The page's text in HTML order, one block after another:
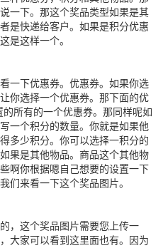
一下。那这个奖品类型如果是其
是快递给客户。如果是积分优惠
是这样一个。
一下优惠券。优惠券。如果你选
你选择一个优惠券。那下面的优
所有的一个优惠券。那同样呢如
一个积分的数量。你就是如果他
多少积分。你可以选择一积分的
果是其他物品。商品这个其他物
啊你根据嗯自己想要的设置一下
们来看一下这个奖品图片。
，这个奖品图片需要您上传一
大家可以看到这里面也有。因为